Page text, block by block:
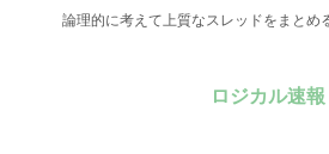
論理的に考えて上質なスレッドをまとめ
ロジカル速報